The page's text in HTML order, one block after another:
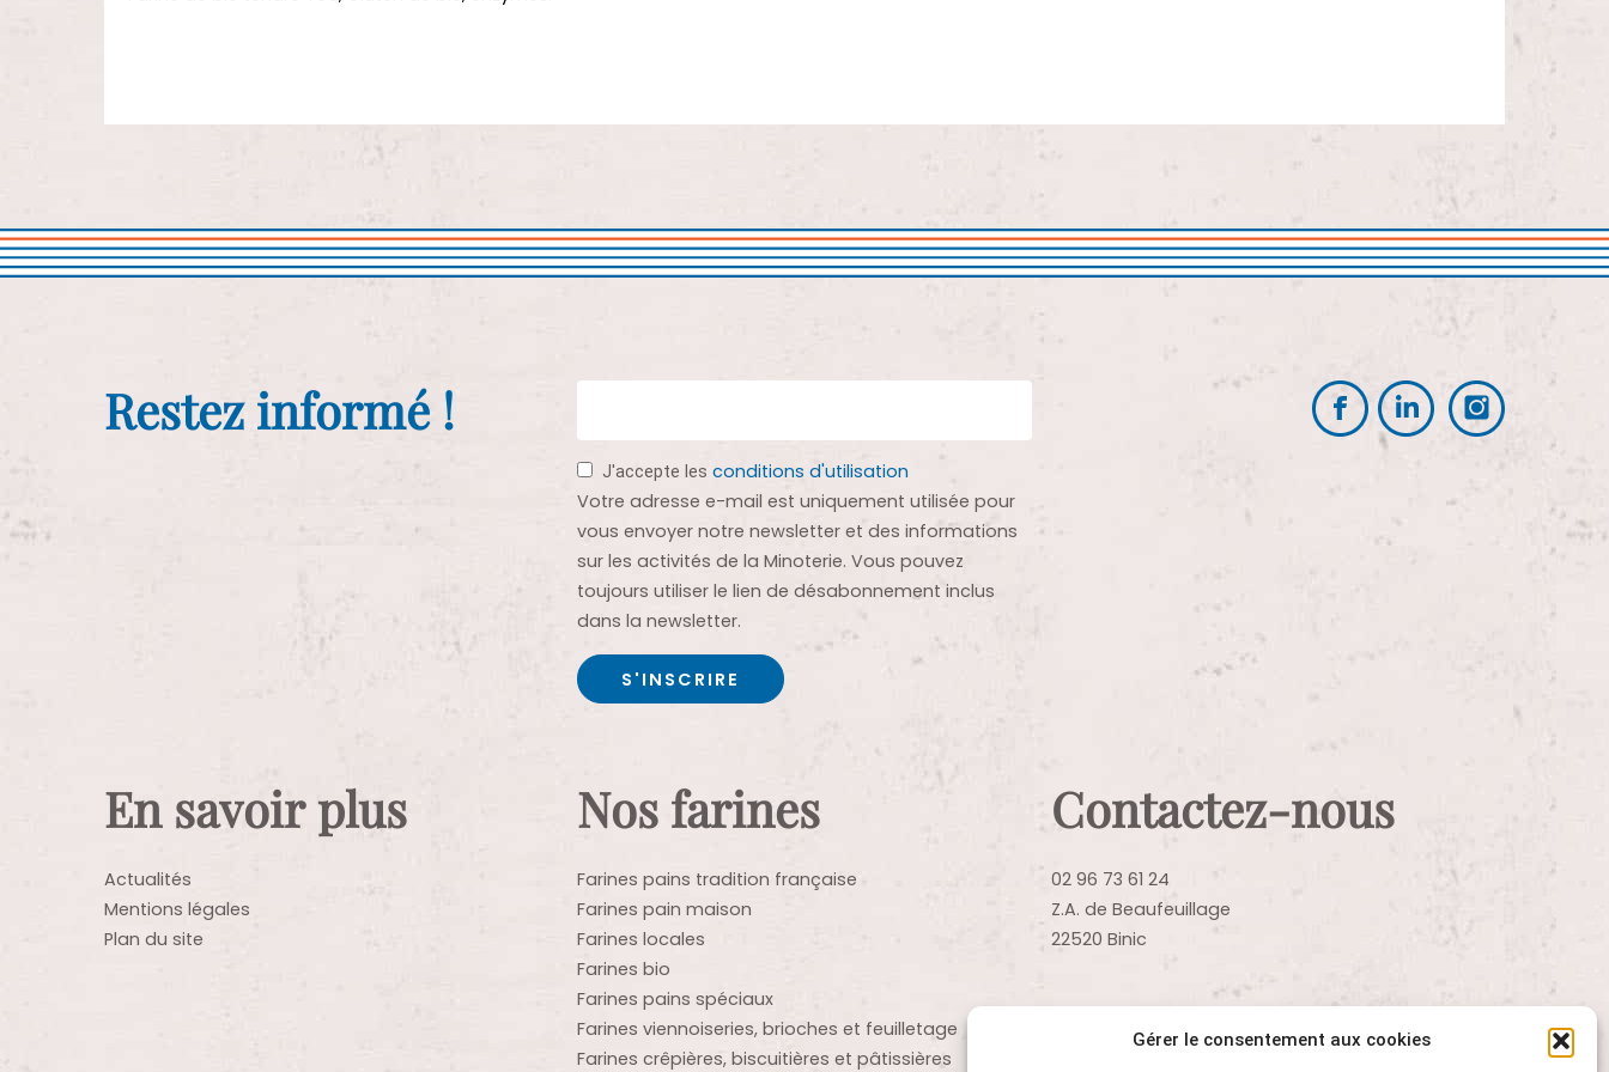
Gérer le consentement aux cookies
Restez informé !
J'accepte lesconditions d'utilisation
Votre adresse e-mail est uniquement utilisée pour
vous envoyer notre newsletter et des informations
sur les activités de la Minoterie. Vous pouvez
toujours utiliser le lien de désabonnement inclus
dans la newsletter.
En savoir plus
Actualités
Mentions légales
Plan du site
Nos farines
Farines pains tradition française
Farines pain maison
Farines locales
Farines bio
Farines pains spéciaux
Farines viennoiseries, brioches et feuilletage
Farines crêpières, biscuitières et pâtissières
Contactez-nous
02 96 73 61 24
Z.A. de Beaufeuillage
22520 Binic